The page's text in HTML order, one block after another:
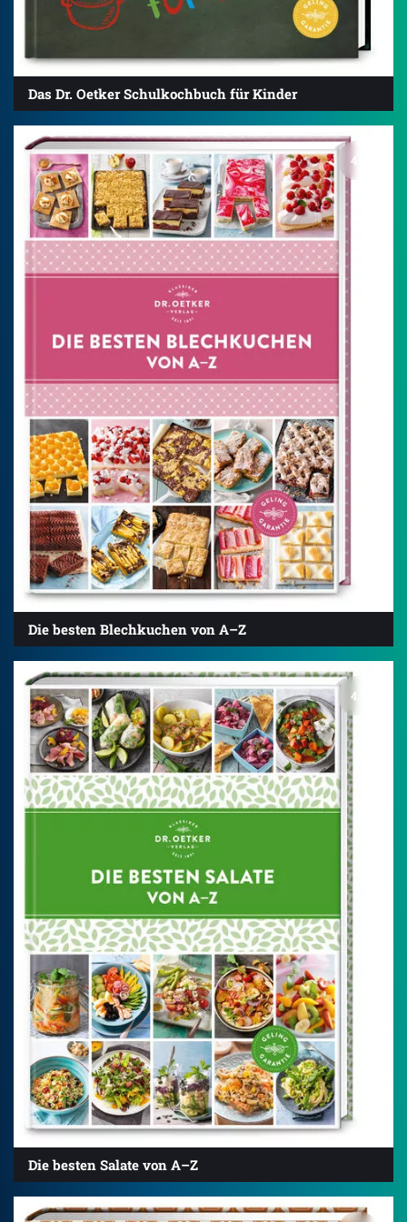
Das Dr. Oetker Schulkochbuch für Kinder
4.5
Die besten Blechkuchen von A–Z
4.5
Die besten Salate von A–Z